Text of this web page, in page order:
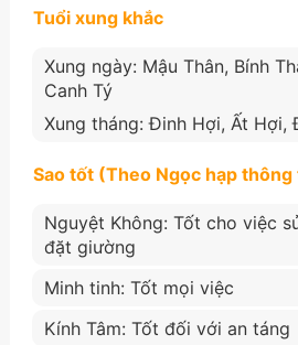
Tuổi xung khắc
Xung ngày: Mậu Thân, Bính
Canh Tý
Xung tháng: Đinh Hợi, Ất Hợi,
Sao tốt (Theo Ngọc hạp thông
Nguyệt Không: Tốt cho việc
đặt giường
Minh tinh: Tốt mọi việc
Kính Tâm: Tốt đối với an táng